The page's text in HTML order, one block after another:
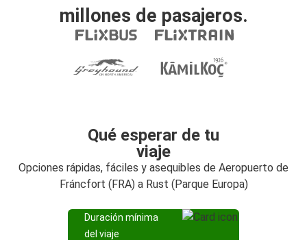
millones de pasajeros.
Qué esperar de tu
viaje
Opciones rápidas, fáciles y asequibles de Aeropuerto de
Fráncfort (FRA) a Rust (Parque Europa)
Duración mínima
del viaje